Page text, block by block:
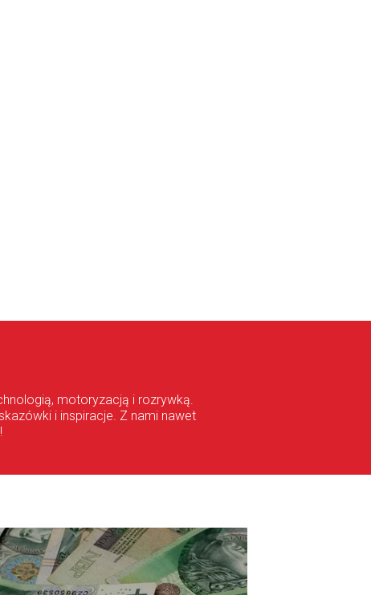
motoryzacją i rozrywką.
i inspiracje. Z nami nawet